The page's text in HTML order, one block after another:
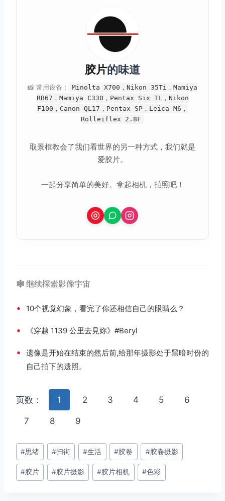
胶片的味道
📸 常用设备：
Minolta X700，Nikon 35Ti，Mamiya
RB67，Mamiya C330，Pentax Six TL，Nikon
F100，Canon QL17，Pentax SP，Leica M6，
Rolleiflex 2.8F
取景框教会了我们看世界的另一种方式，我们就是
爱胶片。
一起分享简单的美好。拿起相机，拍照吧！
🕸️ 继续探索影像宇宙
• 10个视觉幻象，看完了你还相信自己的眼睛么？
• 《穿越 1139 公里去見妳》#Beryl
•
遗像是开始在结束的然​​后前,给那年摄影处于黑暗时份的
自己拍下的遗照。
页数： 1 2 3 4 5 6
7 8 9
文
章
标
#思绪 #扫街 #生活 #胶卷 #胶卷摄影
#胶片 #胶片摄影 #胶片相机 #色彩
取消